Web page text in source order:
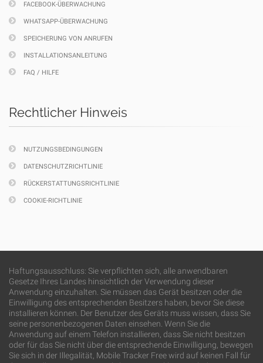
FACEBOOK-ÜBERWACHUNG
WHATSAPP-ÜBERWACHUNG
SPEICHERUNG VON ANRUFEN
INSTALLATIONSANLEITUNG
FAQ / HILFE
Rechtlicher Hinweis
NUTZUNGSBEDINGUNGEN
DATENSCHUTZRICHTLINIE
RÜCKERSTATTUNGSRICHTLINIE
COOKIE-RICHTLINIE
Haftungsausschluss: Sie verpflichten sich, alle anwendbaren
Gesetze Ihres Landes hinsichtlich der Verwendung dieser
Anwendung einzuhalten. Sie müssen das Gerät besitzen oder die
Einwilligung des entsprechenden Besitzers haben, bevor Sie diese
installieren können. Der Benutzer des Geräts muss wissen, dass Sie
seine personenbezogenen Daten einsehen. Wenn Sie die
Anwendung auf einem Telefon installieren, dass Sie nicht besitzen
oder für das Sie nicht über die entsprechende Einwilligung, bewegen
Sie sich in der Illegalität, Mobile Tracker Free wird auf keinen Fall für